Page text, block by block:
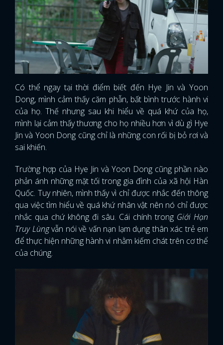
ĐĂNG NHẬP
Có thể ngay tại thời điểm biết đến Hye Jin và Yoon
Dong, mình cảm thấy căm phẫn, bất bình trước hành vi
của họ. Thế nhưng sau khi hiểu về quá khứ của họ,
mình lại cảm thấy thương cho họ nhiều hơn vì dù gì Hye
Jin và Yoon Dong cũng chỉ là những con rối bị bỏ rơi và
sai khiến.
Trường hợp của Hye Jin và Yoon Dong cũng phần nào
phản ánh những mặt tối trong gia đình của xã hội Hàn
Quốc. Tuy nhiên, mình thấy vì chỉ được nhắc đến thông
qua việc tìm hiểu về quá khứ nhân vật nên nó chỉ được
nhắc qua chứ không đi sâu. Cái chính trong Giới Hạn
Truy Lùngvẫn nói về vấn nạn lạm dụng thân xác trẻ em
để thực hiện những hành vi nhằm kiếm chát trên cơ thể
của chúng.